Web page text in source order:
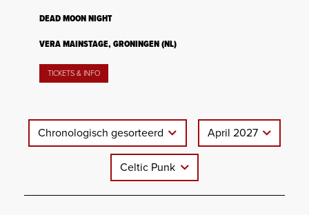
DEAD MOON NIGHT
VERA MAINSTAGE, GRONINGEN (NL)
TICKETS & INFO
Chronologisch gesorteerd April 2027
Celtic Punk